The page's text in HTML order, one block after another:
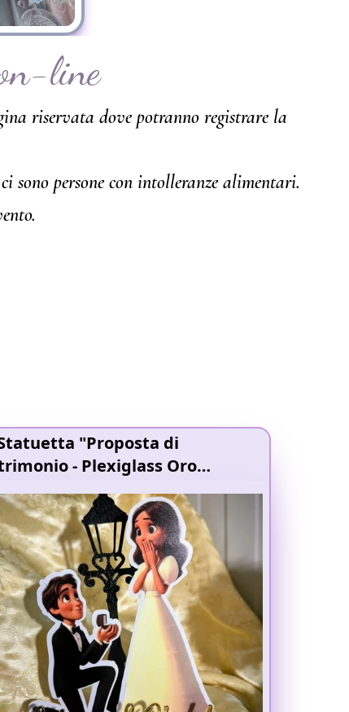
line
riservata dove potranno registrare la
persone con intolleranze alimentari.
"Proposta di
- Plexiglass Oro